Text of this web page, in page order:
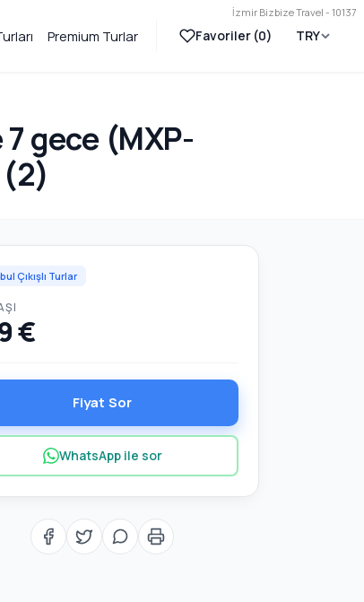
İzmir Bizbize Travel - 10137
Premium Turlar Favoriler (0) TRY
gece (MXP-
(2)
Çıkışlı Turlar
€
Fiyat Sor
WhatsApp ile sor